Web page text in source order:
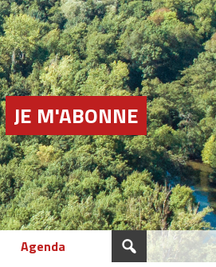
JE M'ABONNE
Agenda